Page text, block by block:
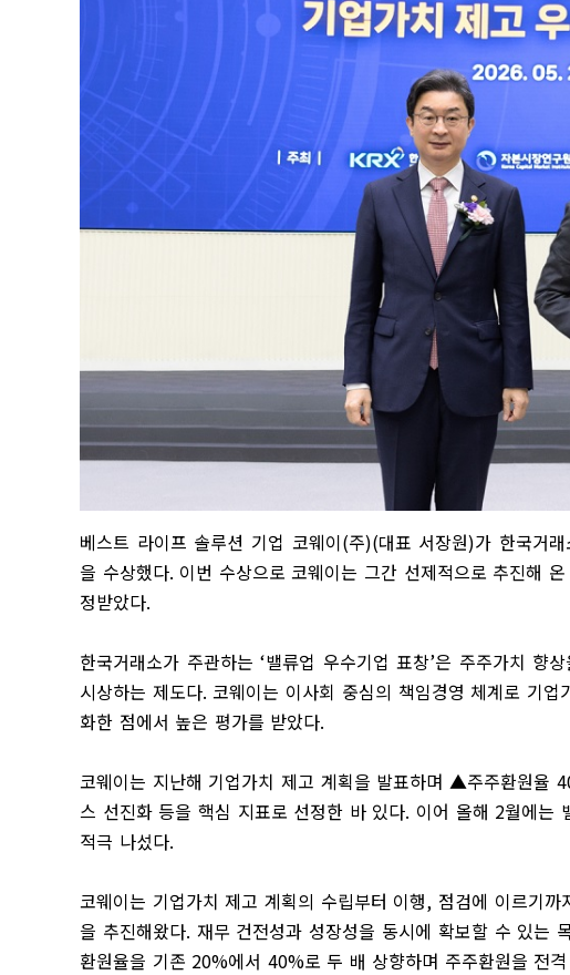
베스트 라이프 솔루션 기업 코웨이(주)(대표 서장원)가 한국거
을 수상했다. 이번 수상으로 코웨이는 그간 선제적으로 추진해
정받았다.
한국거래소가 주관하는‘밸류업 우수기업 표창’은 주주가치 향
시상하는 제도다.코웨이는 이사회 중심의 책임경영 체계로 기
화한 점에서 높은 평가를 받았다.
코웨이는 지난해 기업가치 제고 계획을 발표하며▲주주환원율
스 선진화 등을 핵심 지표로 선정한 바 있다. 이어 올해 2월에는
적극 나섰다.
코웨이는 기업가치 제고 계획의 수립부터 이행, 점검에 이르기
을 추진해왔다. 재무 건전성과 성장성을 동시에 확보할 수 있는
환원율을 기존 20%에서 40%로 두 배 상향하며 주주환원을 전